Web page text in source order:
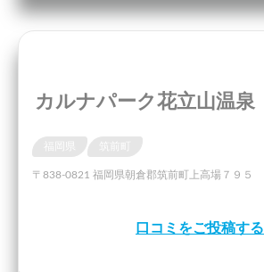
カルナパーク花立山温泉
〒838-0821 福岡県朝倉郡筑前町上高場７９５
口コミをご投稿する